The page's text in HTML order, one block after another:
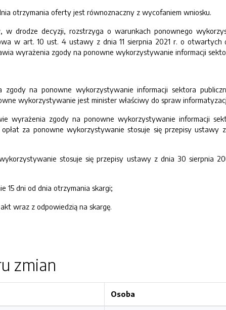
otrzymania oferty jest równoznaczny z wycofaniem wniosku.
w drodze decyzji, rozstrzyga o warunkach ponownego
w art. 10 ust. 4 ustawy z dnia 11 sierpnia 2021 r. o otwartych
wyrażenia zgody na ponowne wykorzystywanie informacji
zgody na ponowne wykorzystywanie informacji sektora
wykorzystywanie jest minister właściwy do spraw
wyrażenia zgody na ponowne wykorzystywanie informacji
za ponowne wykorzystywanie stosuje się przepisy ustawy
stosuje się przepisy ustawy z dnia 30 sierpnia
15 dni od dnia otrzymania skargi;
wraz z odpowiedzią na skargę.
zmian
Osoba